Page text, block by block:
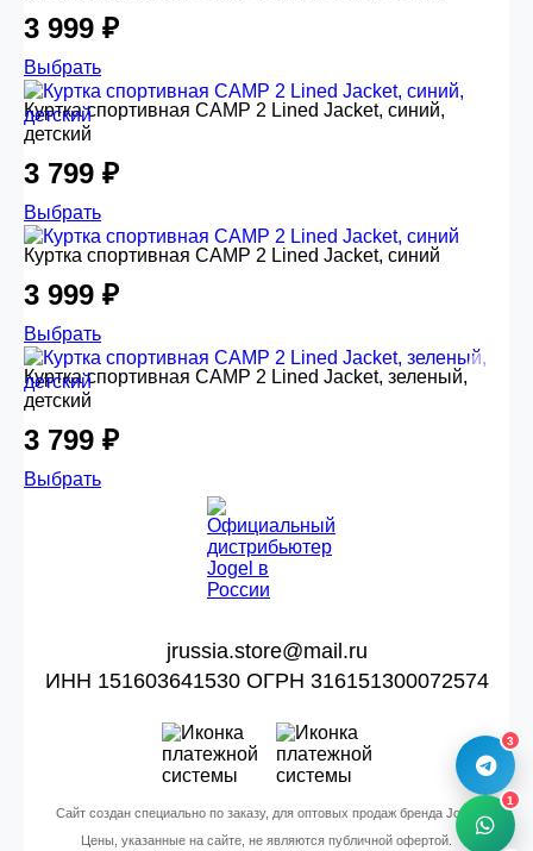
3 999 ₽
Выбрать
Куртка спортивная CAMP 2 Lined Jacket, синий,
детский
3 799 ₽
Выбрать
Куртка спортивная CAMP 2 Lined Jacket, синий
3 999 ₽
Выбрать
Куртка спортивная CAMP 2 Lined Jacket, зеленый,
детский
3 799 ₽
Выбрать
jrussia.store@mail.ru
ИНН 151603641530 ОГРН 316151300072574
Сайт создан специально по заказу, для оптовых продаж бренда Jogel
Цены, указанные на сайте, не являются публичной офертой.
3
1